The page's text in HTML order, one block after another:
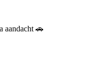
aandacht 🚗